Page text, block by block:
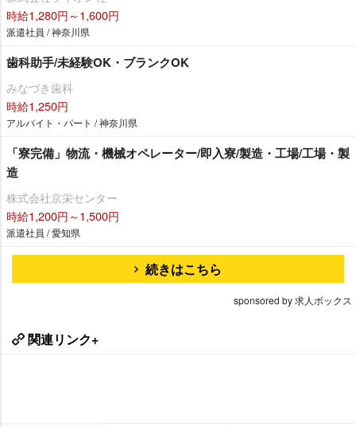
時給1,280円～1,600円
派遣社員 / 神奈川県
歯科助手/未経験OK・ブランクOK
みなづき歯科
時給1,250円
アルバイト・パート / 神奈川県
「寮完備」物流・機械オペレーター/即入寮/製造・工場/工場・製
造
株式会社京栄センター
時給1,200円～1,500円
派遣社員 / 愛知県
続きはこちら
sponsored by 求人ボックス
関連リンク+